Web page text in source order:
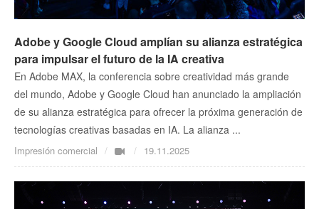
Adobe y Google Cloud amplían su alianza estratégica
para impulsar el futuro de la IA creativa
En Adobe MAX, la conferencia sobre creatividad más grande
del mundo, Adobe y Google Cloud han anunciado la ampliación
de su alianza estratégica para ofrecer la próxima generación de
tecnologías creativas basadas en IA. La alianza ...
Impresión comercial 19.11.2025